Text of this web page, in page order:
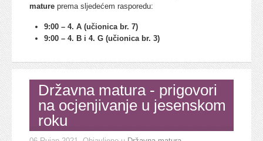
mature prema sljedećem rasporedu:
9:00 – 4. A (učionica br. 7)
9:00 – 4. B i 4. G (učionica br. 3)
Državna matura - prigovori
na ocjenjivanje u jesenskom
roku